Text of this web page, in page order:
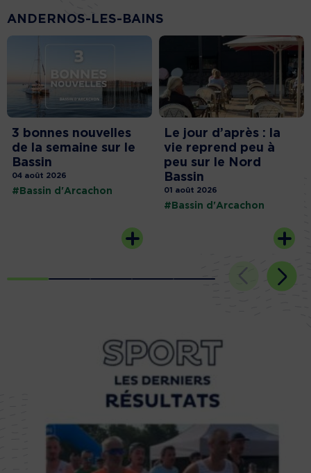
ANDERNOS-LES-BAINS
3 bonnes nouvelles
de la semaine sur le
Bassin
04 août 2026
#Bassin d'Arcachon
Le jour d’après : la
vie reprend peu à
peu sur le Nord
Bassin
01 août 2026
#Bassin d'Arcachon